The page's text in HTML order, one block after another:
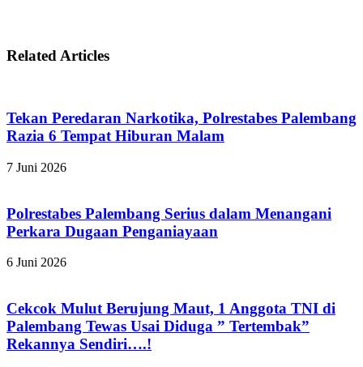
Related Articles
Tekan Peredaran Narkotika, Polrestabes Palembang
Razia 6 Tempat Hiburan Malam
7 Juni 2026
Polrestabes Palembang Serius dalam Menangani
Perkara Dugaan Penganiayaan
6 Juni 2026
Cekcok Mulut Berujung Maut, 1 Anggota TNI di
Palembang Tewas Usai Diduga ” Tertembak”
Rekannya Sendiri….!